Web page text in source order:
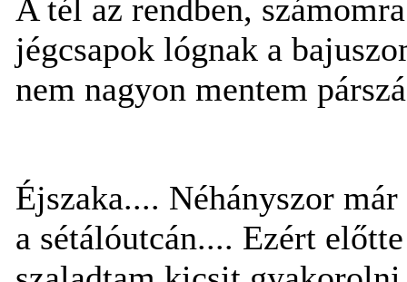
A tél az rendben,
jégcsapok lógnak a
nem nagyon mentem
Éjszaka.... Néhányszor
a sétálóutcán.... Ezért